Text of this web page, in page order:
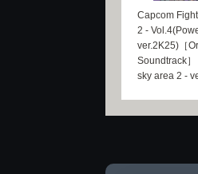
Capcom
2 -
ver.2K25)［
Soundtrack
sky area 2 -